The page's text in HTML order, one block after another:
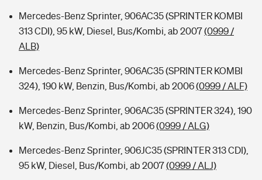
Mercedes-Benz Sprinter, 906AC35 (SPRINTER KOMBI
313 CDI), 95 kW, Diesel, Bus/Kombi, ab 2007(0999 /
ALB)
Mercedes-Benz Sprinter, 906AC35 (SPRINTER KOMBI
324), 190 kW, Benzin, Bus/Kombi, ab 2006(0999 / ALF)
Mercedes-Benz Sprinter, 906AC35 (SPRINTER 324), 190
kW, Benzin, Bus/Kombi, ab 2006(0999 / ALG)
Mercedes-Benz Sprinter, 906JC35 (SPRINTER 313 CDI),
95 kW, Diesel, Bus/Kombi, ab 2007(0999 / ALJ)